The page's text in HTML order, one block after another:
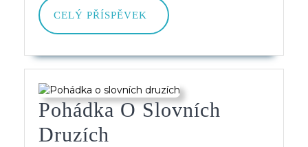
CELÝ PŘÍSPĚVEK
CELÝ
PŘÍSPĚVEK
Pohádka O Slovních
Druzích